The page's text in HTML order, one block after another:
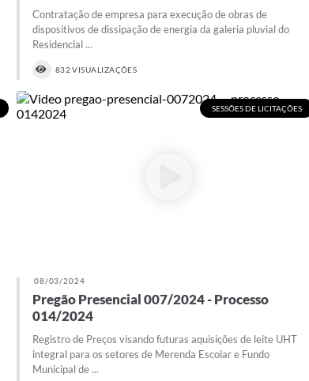
Contratação de empresa para execução de obras de
dispositivos de dissipação de energia da galeria pluvial do
Residencial ...
832 VISUALIZAÇÕES
SESSÕES DE LICITAÇÕES
08/03/2024
Pregão Presencial 007/2024 - Processo
014/2024
Registro de Preços visando futuras aquisições de leite UHT
integral para os setores de Merenda Escolar e Fundo
Municipal de ...